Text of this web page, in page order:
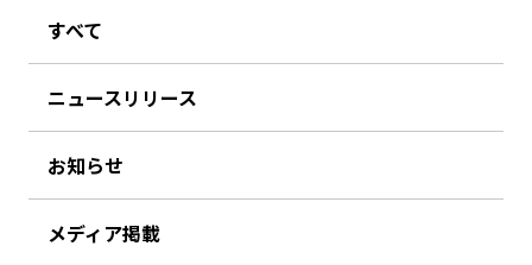
すべて
ニュースリリース
お知らせ
メディア掲載